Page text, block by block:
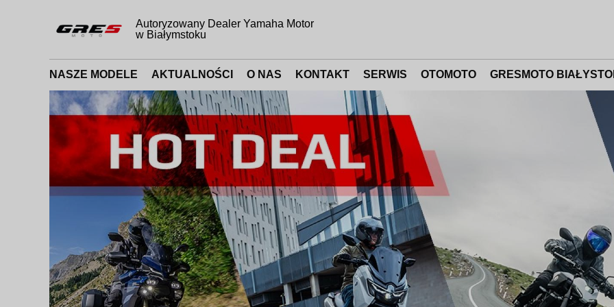
Autoryzowany Dealer Yamaha Motor
w Białymstoku
NASZE MODELE AKTUALNOŚCI O NAS KONTAKT SERWIS OTOMOTO GRESMOTO